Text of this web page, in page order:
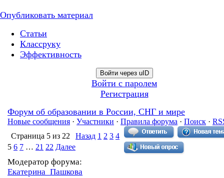
Опубликовать материал
Статьи
Классруку
Эффективность
Войти через uID
Войти с паролем
Регистрация
Форум об образовании в России, СНГ и мире
Новые сообщения · Участники · Правила форума · Поиск ·
Страница 5 из 22 Назад 1 2 3 4
5 6 7 … 21 22 Далее
Модератор форума:
Екатерина_Пашкова